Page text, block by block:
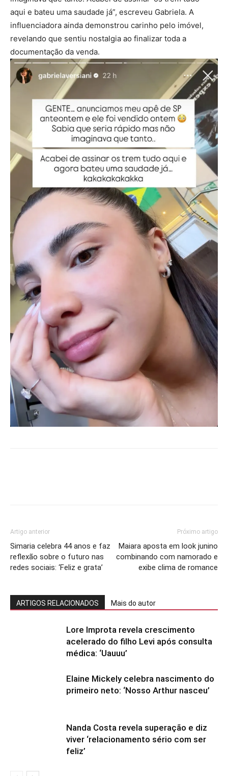
aqui e bateu uma saudade já”, escreveu Gabriela. A
influenciadora ainda demonstrou carinho pelo imóvel,
revelando que sentiu nostalgia ao finalizar toda a
documentação da venda.
Artigo anterior
Simaria celebra 44 anos e faz
reflexão sobre o futuro nas
redes sociais: ‘Feliz e grata’
Próximo artigo
Maiara aposta em look junino
combinando com namorado e
exibe clima de romance
ARTIGOS RELACIONADOS Mais do autor
Lore Improta revela crescimento
acelerado do filho Levi após consulta
médica: ‘Uauuu’
Elaine Mickely celebra nascimento do
primeiro neto: ‘Nosso Arthur nasceu’
Nanda Costa revela superação e diz
viver ‘relacionamento sério com ser
feliz’